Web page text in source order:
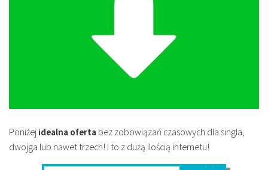
Poniżej idealna oferta bez zobowiązań czasowych dla singla,
dwojga lub nawet trzech! I to z dużą ilością internetu!